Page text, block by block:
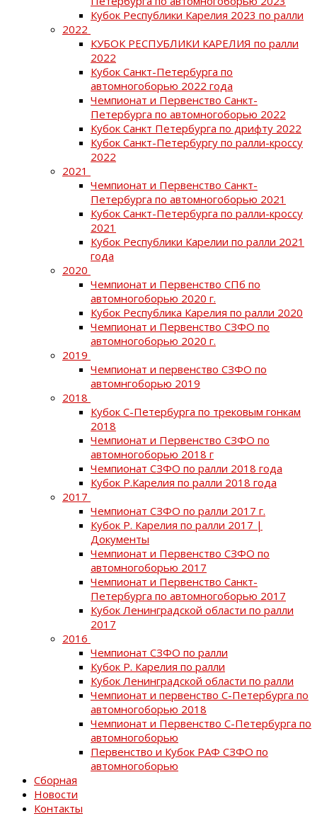
Кубок Республики Карелия 2023 по ралли
2022
КУБОК РЕСПУБЛИКИ КАРЕЛИЯ по ралли
2022
Кубок Санкт-Петербурга по
автомногоборью 2022 года
Чемпионат и Первенство Санкт-
Петербурга по автомногоборью 2022
Кубок Санкт Петербурга по дрифту 2022
Кубок Санкт-Петербургу по ралли-кроссу
2022
2021
Чемпионат и Первенство Санкт-
Петербурга по автомногоборью 2021
Кубок Санкт-Петербурга по ралли-кроссу
2021
Кубок Республики Карелии по ралли 2021
года
2020
Чемпионат и Первенство СПб по
автомногоборью 2020 г.
Кубок Республика Карелия по ралли 2020
Чемпионат и Первенство СЗФО по
автомногоборью 2020 г.
2019
Чемпионат и первенство СЗФО по
автомнгоборью 2019
2018
Кубок С-Петербурга по трековым гонкам
2018
Чемпионат и Первенство СЗФО по
автомногоборью 2018 г
Чемпионат СЗФО по ралли 2018 года
Кубок Р.Карелия по ралли 2018 года
2017
Чемпионат СЗФО по ралли 2017 г.
Кубок Р. Карелия по ралли 2017 |
Документы
Чемпионат и Первенство СЗФО по
автомногоборью 2017
Чемпионат и Первенство Санкт-
Петербурга по автомногоборью 2017
Кубок Ленинградской области по ралли
2017
2016
Чемпионат СЗФО по ралли
Кубок Р. Карелия по ралли
Кубок Ленинградской области по ралли
Чемпионат и первенство С-Петербурга по
автомногоборью 2018
Чемпионат и Первенство С-Петербурга по
автомногоборью
Первенство и Кубок РАФ СЗФО по
автомногоборью
Сборная
Новости
Контакты